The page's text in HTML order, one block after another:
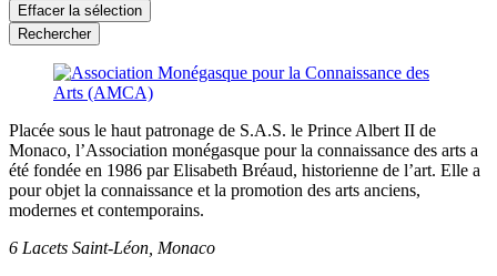
Effacer la sélection
Rechercher
Placée sous le haut patronage de S.A.S. le Prince Albert II de
Monaco, l’Association monégasque pour la connaissance des arts a
été fondée en 1986 par Elisabeth Bréaud, historienne de l’art. Elle a
pour objet la connaissance et la promotion des arts anciens,
modernes et contemporains.
6 Lacets Saint-Léon, Monaco